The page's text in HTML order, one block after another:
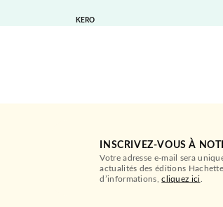
KERO
INSCRIVEZ-VOUS À
Votre adresse e-mail sera
actualités des éditions
d’informations,cliquez ici